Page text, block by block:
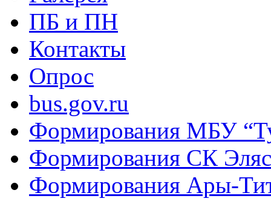
ПБ и ПН
Контакты
Опрос
bus.gov.ru
Формирования МБУ
Формирования СК
Формирования Ары-